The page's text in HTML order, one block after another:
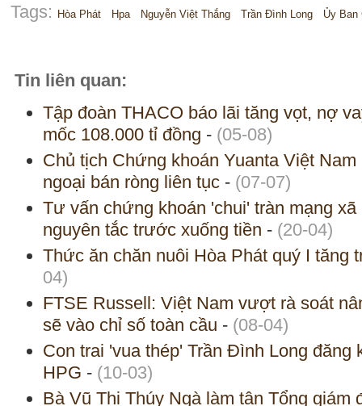
Tags: Hòa Phát Hpa Nguyễn Việt Thắng Trần Đình Long Ủy Ban
Tin liên quan:
Tập đoàn THACO báo lãi tăng vọt, nợ
mốc 108.000 tỉ đồng - (05-08)
Chủ tịch Chứng khoán Yuanta Việt
ngoại bán ròng liên tục - (07-07)
Tư vấn chứng khoán 'chui' tràn mạng
nguyên tắc trước xuống tiền - (20-04)
Thức ăn chăn nuôi Hòa Phát quý I tăng
04)
FTSE Russell: Việt Nam vượt rà soát
sẽ vào chỉ số toàn cầu - (08-04)
Con trai 'vua thép' Trần Đình Long đăng
HPG - (10-03)
Bà Vũ Thị Thúy Ngà làm tân Tổng giám